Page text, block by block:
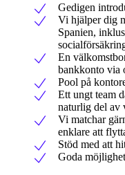
Gedigen
Vi hjälper dig
Spanien,
En
bankkonto via
Pool på
Ett ungt team
naturlig del av
Vi matchar
enklare att
Stöd med att
Goda